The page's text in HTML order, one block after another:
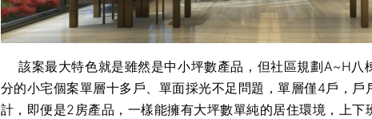
該案最大特色就是雖然是中小坪數產品，但社區規劃A~H八
分的小宅個案單層十多戶、單面採光不足問題，單層僅4戶，戶
計，即便是2房產品，一樣能擁有大坪數單純的居住環境，上下